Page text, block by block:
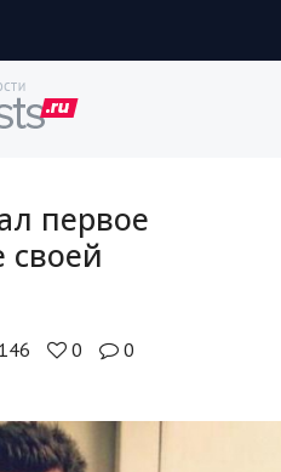
первое
своей
0
0